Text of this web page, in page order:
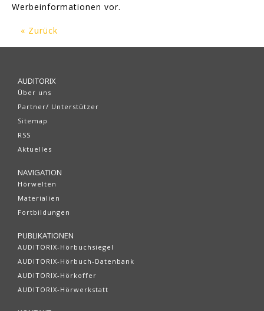
Werbeinformationen vor.
« Zurück
AUDITORIX
Über uns
Partner/ Unterstützer
Sitemap
RSS
Aktuelles
NAVIGATION
Hörwelten
Materialien
Fortbildungen
PUBLIKATIONEN
AUDITORIX-Hörbuchsiegel
AUDITORIX-Hörbuch-Datenbank
AUDITORIX-Hörkoffer
AUDITORIX-Hörwerkstatt